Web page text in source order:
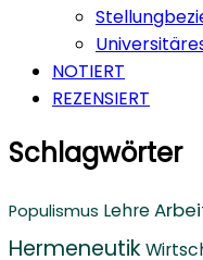
NOTIERT
REZENSIERT
Schlagwörter
Populismus Lehre
Hermeneutik